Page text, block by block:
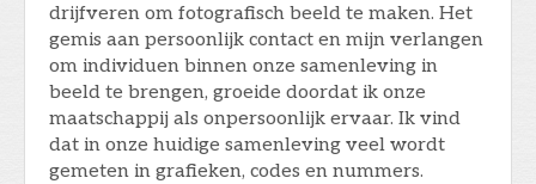
drijfveren om fotografisch beeld te maken. Het
gemis aan persoonlijk contact en mijn verlangen
om individuen binnen onze samenleving in
beeld te brengen, groeide doordat ik onze
maatschappij als onpersoonlijk ervaar. Ik vind
dat in onze huidige samenleving veel wordt
gemeten in grafieken, codes en nummers.